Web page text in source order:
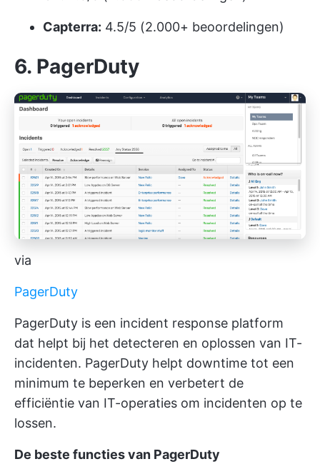
Capterra: 4.5/5 (2.000+ beoordelingen)
6. PagerDuty
via
PagerDuty
PagerDuty is een incident response platform
dat helpt bij het detecteren en oplossen van IT-
incidenten. PagerDuty helpt downtime tot een
minimum te beperken en verbetert de
efficiëntie van IT-operaties om incidenten op te
lossen.
De beste functies van PagerDuty